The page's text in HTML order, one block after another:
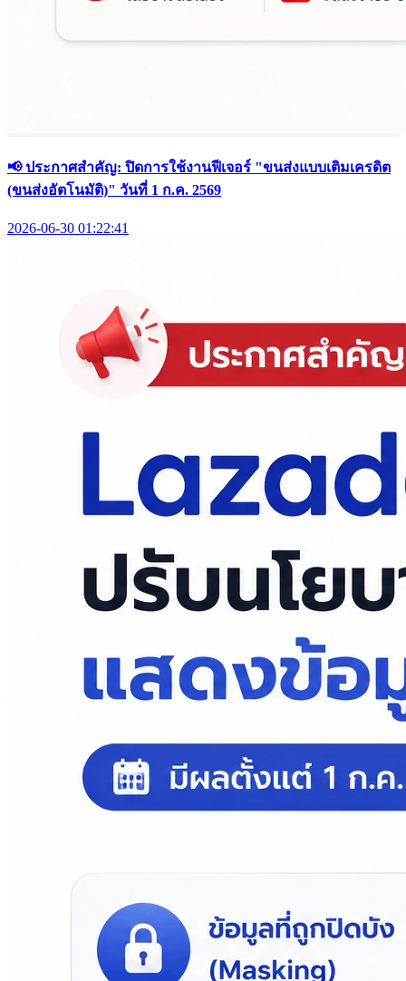
📢 ประกาศสำคัญ: ปิดการใช้งานฟีเจอร์ "ขนส่งแบบเติมเครดิต
(ขนส่งอัตโนมัติ)" วันที่ 1 ก.ค. 2569
2026-06-30 01:22:41